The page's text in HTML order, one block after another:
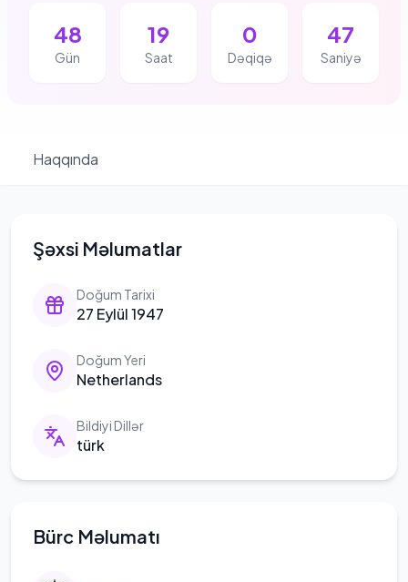
48
Gün
19
Saat
0
Dəqiqə
47
Saniyə
Haqqında
Şəxsi Məlumatlar
Doğum Tarixi
27 Eylül 1947
Doğum Yeri
Netherlands
Bildiyi Dillər
türk
Bürc Məlumatı